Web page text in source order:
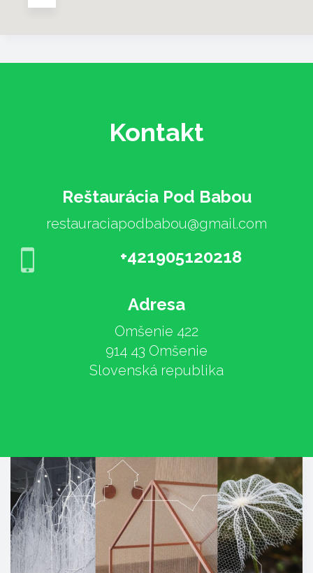
Kontakt
Reštaurácia Pod Babou
restauraciapodbabou@gmail.com
+421905120218
Adresa
Omšenie 422
914 43 Omšenie
Slovenská republika